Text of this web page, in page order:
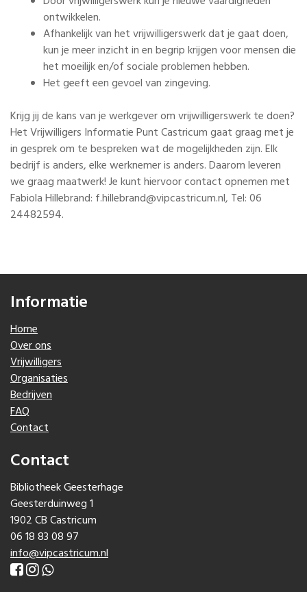
ontwikkelen.
Afhankelijk van het vrijwilligerswerk dat je gaat doen,
kun je meer inzicht in en begrip krijgen voor mensen die
het moeilijk en/of sociale problemen hebben.
Het geeft een gevoel van zingeving.
Krijg jij de kans van je werkgever om vrijwilligerswerk te doen?
Het Vrijwilligers Informatie Punt Castricum gaat graag met je
in gesprek om te bespreken wat de mogelijkheden zijn. Elk
bedrijf is anders, elke werknemer is anders. Daarom leveren
we graag maatwerk! Je kunt hiervoor contact opnemen met
Fabiola Hillebrand: f.hillebrand@vipcastricum.nl, Tel: 06
24482594.
Informatie
Home
Over ons
Vrijwilligers
Organisaties
Bedrijven
FAQ
Contact
Contact
Bibliotheek Geesterhage
Geesterduinweg 1
1902 CB Castricum
06 18 83 08 97
info@vipcastricum.nl